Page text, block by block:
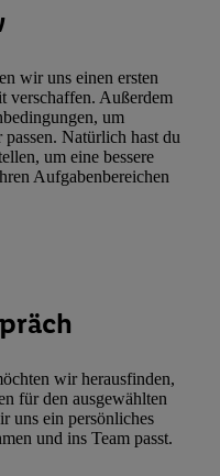
wir uns einen ersten
verschaffen. Außerdem
um
Natürlich hast du
um eine bessere
Aufgabenbereichen
wir herausfinden,
für den ausgewählten
uns ein persönliches
und ins Team passt.
Möglichkeit, Ihre
Datenschutzportal von Utiq
am unteren Ende
Weitere Informationen
Utiq.
Sie nur den Einsatz
auf „Zustimmen“
Sie einzelne
des IAB TCF für Werbung
und Aufdeckung